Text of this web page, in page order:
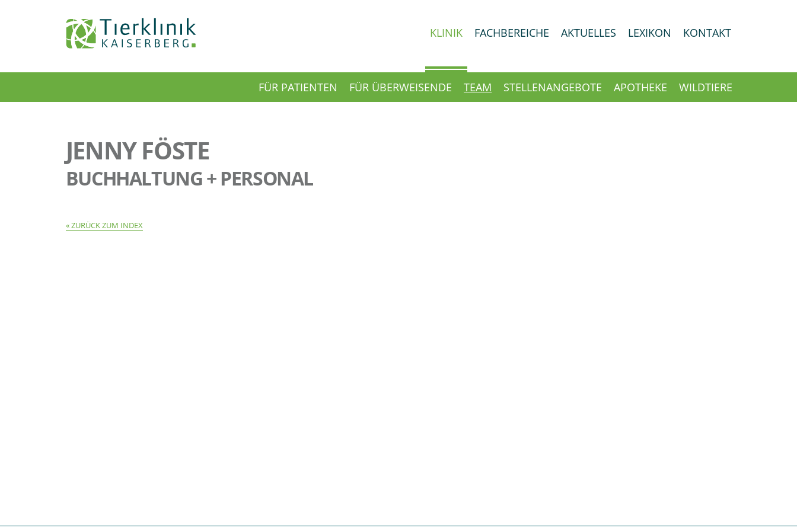
KLINIK
FÜR PATIENTEN FÜR ÜBERWEISENDE TEAM STELLENANGEBOTE APOTHEKE WILDTIERE
FACHBEREICHE AKTUELLES LEXIKON KONTAKT
Tierklinik
Kaiserberg
JENNY FÖSTE
BUCHHALTUNG + PERSONAL
ZURÜCK ZUM INDEX